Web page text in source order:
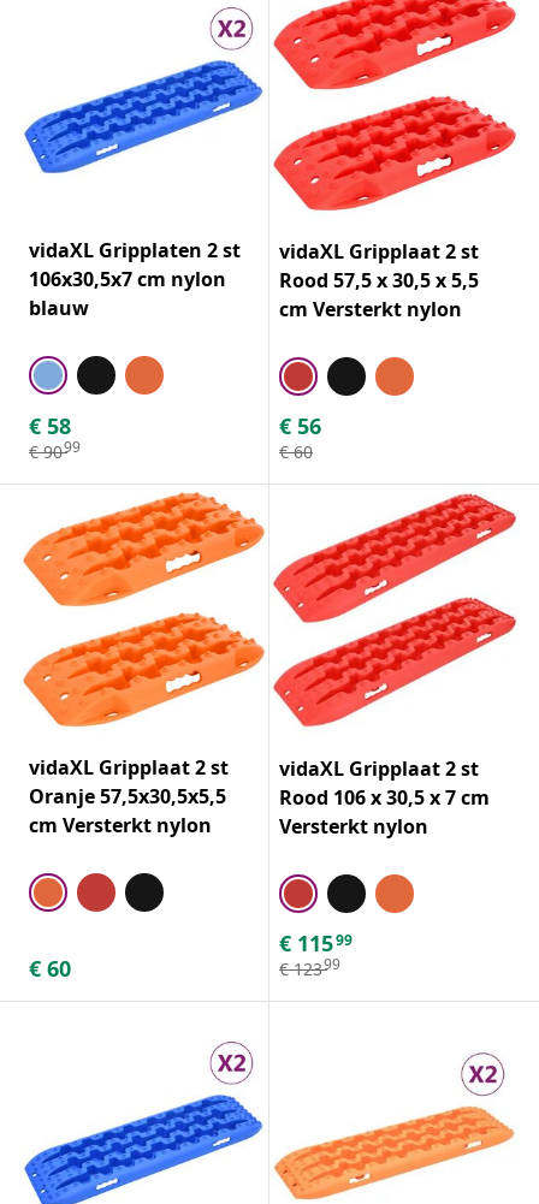
vidaXL Gripplaten 2 st
106x30,5x7 cm nylon
blauw
€ 58
€ 9099
vidaXL Gripplaat 2 st
Rood 57,5 x 30,5 x 5,5
cm Versterkt nylon
€ 56
€ 60
vidaXL Gripplaat 2 st
Oranje 57,5x30,5x5,5
cm Versterkt nylon
€ 60
vidaXL Gripplaat 2 st
Rood 106 x 30,5 x 7 cm
Versterkt nylon
€ 11599
€ 12399